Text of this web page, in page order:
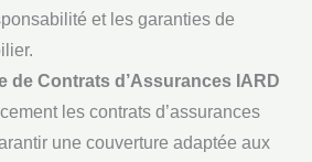
et les garanties de
de Contrats d’Assurances IARD
les contrats d’assurances
une couverture adaptée aux